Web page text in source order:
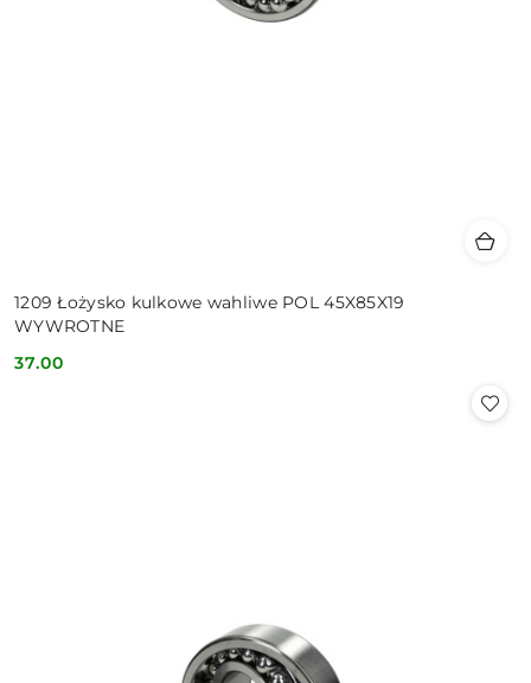
1209 Łożysko kulkowe wahliwe POL 45X85X19
WYWROTNE
Cena:
37.00